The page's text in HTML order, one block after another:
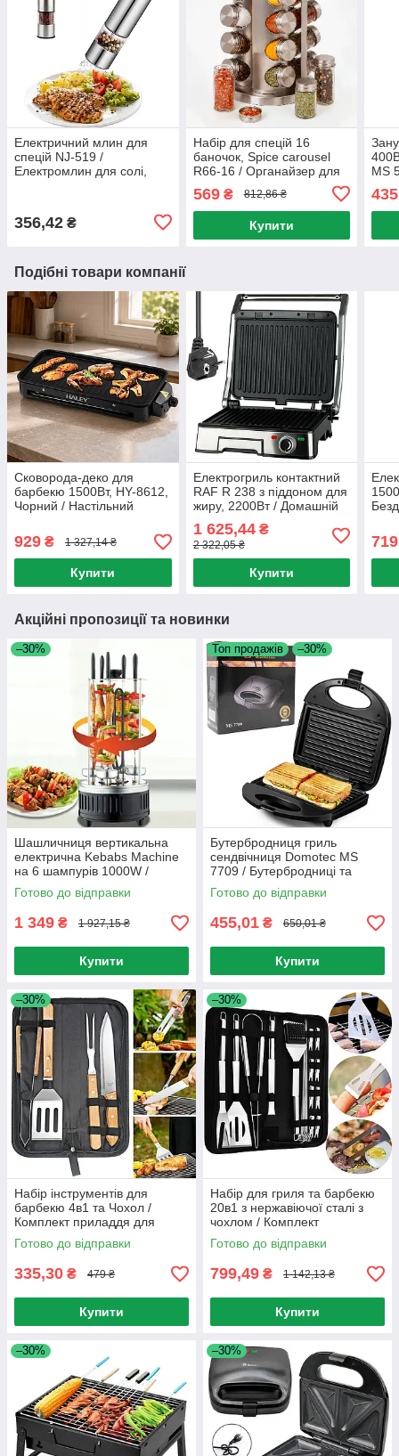
Електричний млин для
спецій NJ-519 /
Електромлин для солі,
356,42 ₴
Набір для спецій 16
баночок, Spice carousel
R66-16 / Органайзер для
підставці / Карусель для
спецій
569₴ 812,86 ₴
Купити
MS
435
Подібні товари компанії
Сковорода-деко для
барбекю 1500Вт, HY-8612,
Чорний / Настільний
Бездимний гриль
929 ₴ 1 327,14 ₴
Купити
Електрогриль контактний
RAF R 238 з піддоном для
жиру, 2200Вт / Домашній
гриль-прес
1 625,44₴
2 322,05 ₴
Купити
Акційні пропозиції та новинки
–30%
Шашличниця вертикальна
електрична Kebabs Machine
на 6 шампурів 1000W /
Електрошашличниця
Готово до відправки
1 349 ₴ 1 927,15 ₴
Купити
Топ продажів –30%
Бутербродниця гриль
сендвічниця Domotec MS
7709 / Бутербродниці та
вафельниці
Готово до відправки
455,01 ₴ 650,01 ₴
Купити
–30%
Набір інструментів для
барбекю 4в1 та Чохол /
Комплект приладдя для
гриля (лопатка, щипці, вилка,
ніж)
Готово до відправки
335,30 ₴ 479 ₴
Купити
–30%
Набір для гриля та барбекю
20в1 з нержавіючої сталі з
чохлом / Комплект
інструментів для шашлику
Готово до відправки
799,49 ₴ 1 142,13 ₴
Купити
–30% –30%